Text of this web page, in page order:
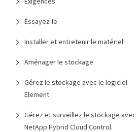
Essayez-le
Installer et entretenir le matériel
Aménager le stockage
Gérez le stockage avec le logiciel
Element
Gérez et surveillez le stockage avec
NetApp Hybrid Cloud Control.